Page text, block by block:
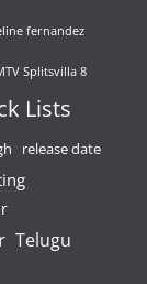
fernandez
Splitsvilla 8
Lists
release date
Telugu